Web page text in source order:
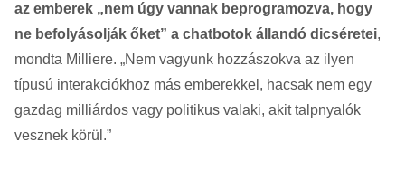
az emberek „nem úgy vannak beprogramozva, hogy
ne befolyásolják őket” a chatbotok állandó dicséretei,
mondta Milliere. „Nem vagyunk hozzászokva az ilyen
típusú interakciókhoz más emberekkel, hacsak nem egy
gazdag milliárdos vagy politikus valaki, akit talpnyalók
vesznek körül.”